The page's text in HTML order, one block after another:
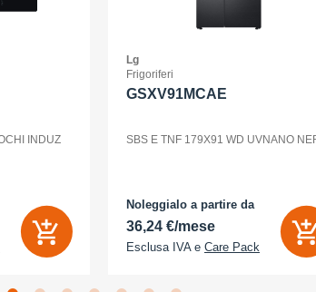
INDUZ
Lg
Frigoriferi
GSXV91MCAE
SBS E TNF 179X91 WD UVNANO
Noleggialo a partire da
36,24 €/mese
Esclusa IVA e Care Pack